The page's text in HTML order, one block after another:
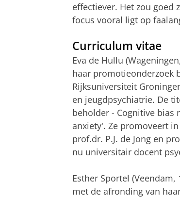
effectiever. Het zou goed
focus vooral ligt op
Curriculum vitae
Eva de Hullu
haar promotieonderzoek
Rijksuniversiteit
en jeugdpsychiatrie. De
beholder - Cognitive
anxiety'. Ze promoveert
prof.dr. P.J. de Jong en
nu universitair docent
Esther Sportel
met de afronding van